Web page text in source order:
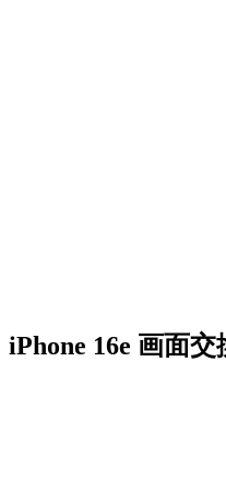
iPhone 16e 画面